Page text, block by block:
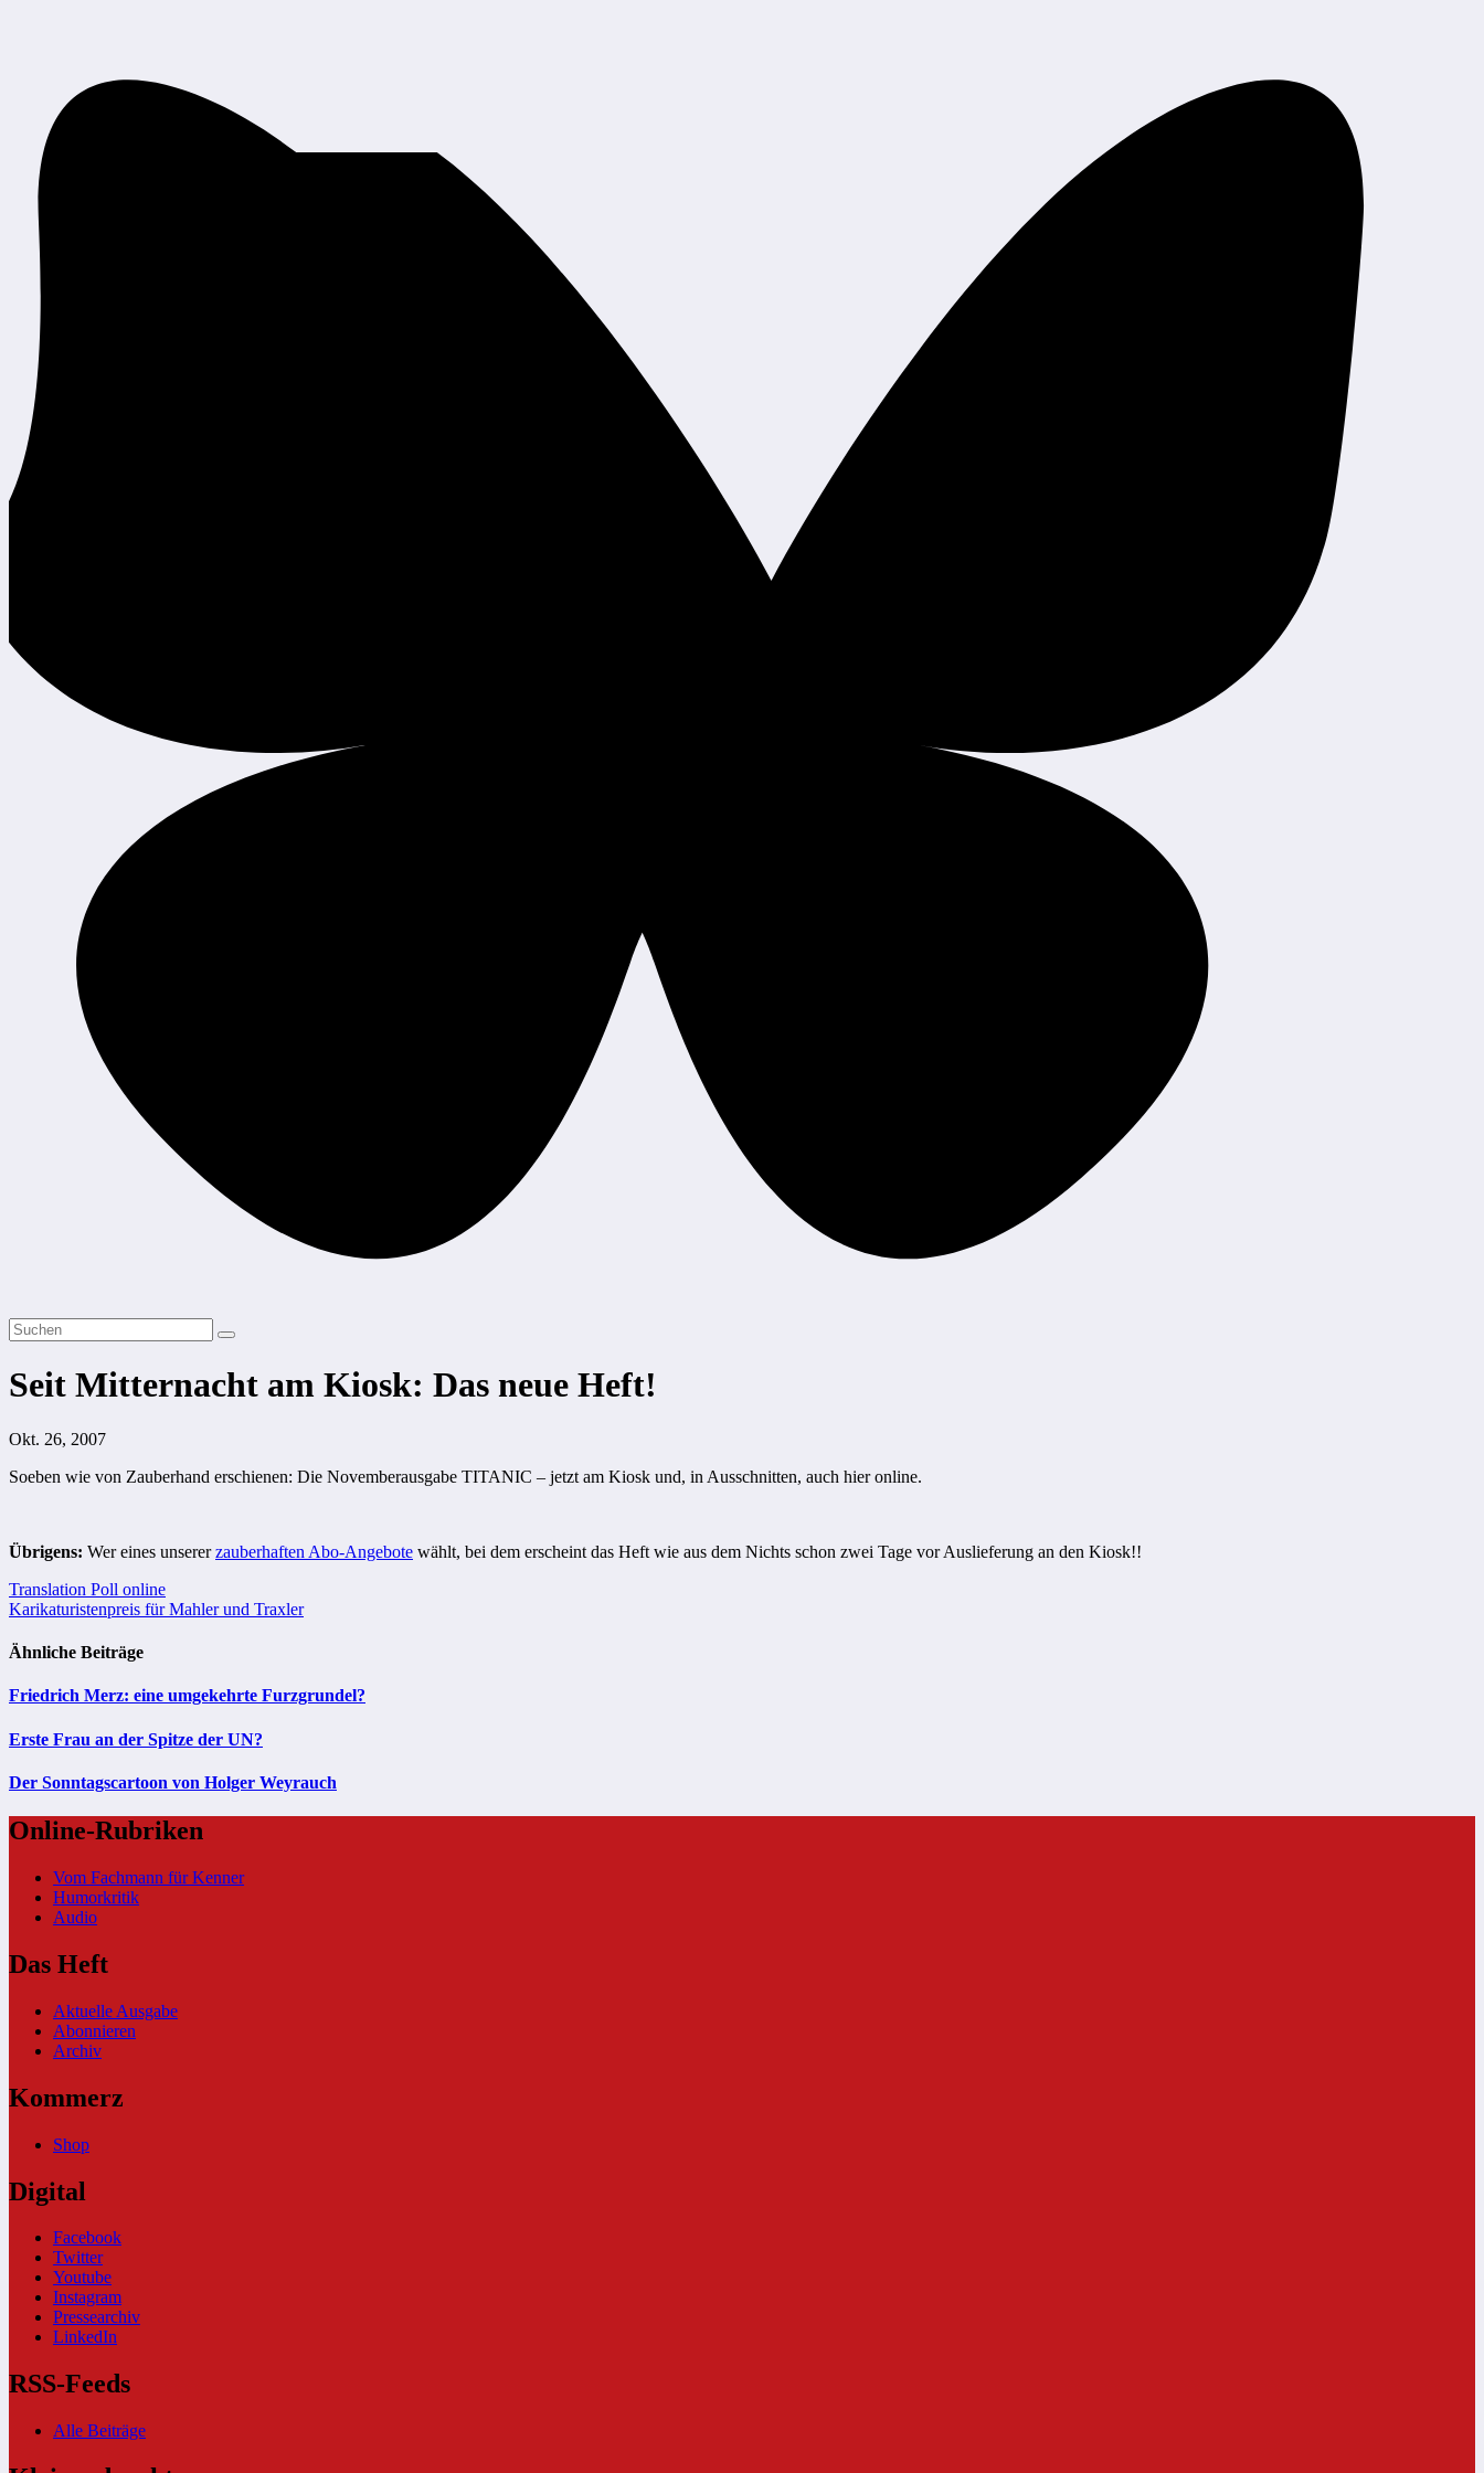
Seit Mitternacht am Kiosk: Das neue Heft!
Okt. 26, 2007
Soeben wie von Zauberhand erschienen: Die Novemberausgabe TITANIC – jetzt am Kiosk und, in Ausschnitten, auch hier online.
Übrigens: Wer eines unsererzauberhaften Abo-Angebote wählt, bei dem erscheint das Heft wie aus dem Nichts schon zwei Tage vor Auslieferung an den Kiosk!!
Beitragsnavigation
Translation Poll online
Karikaturistenpreis für Mahler und Traxler
Ähnliche Beiträge
Friedrich Merz: eine umgekehrte Furzgrundel?
Erste Frau an der Spitze der UN?
Der Sonntagscartoon von Holger Weyrauch
Online-Rubriken
Vom Fachmann für Kenner
Humorkritik
Audio
Das Heft
Aktuelle Ausgabe
Abonnieren
Archiv
Kommerz
Shop
Digital
Facebook
Twitter
Youtube
Instagram
Pressearchiv
LinkedIn
RSS-Feeds
Alle Beiträge